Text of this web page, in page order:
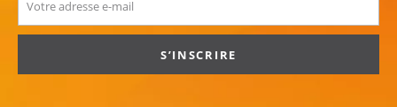
S’INSCRIRE